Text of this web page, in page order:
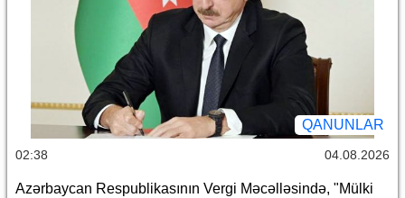
QANUNLAR
02:38 04.08.2026
Azərbaycan Respublikasının Vergi Məcəlləsində, "Mülki